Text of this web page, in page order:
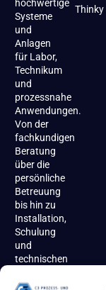
hochwertige
Systeme
und
Anlagen
für Labor,
Technikum
und
prozessnahe
Anwendungen.
Von der
fachkundigen
Beratung
über die
persönliche
Betreuung
bis hin zu
Installation,
Schulung
und
technischen
begleiten
Thinky